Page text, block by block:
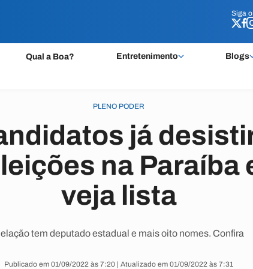
Siga o
Qual a Boa? Entretenimento Blogs
Siga o
PLENO PODER
já
na Paraíba
veja lista
tem deputado estadual e mais oito nomes. Confira
Publicado em 01/09/2022 às 7:20 | Atualizado em 01/09/2022 às 7:31